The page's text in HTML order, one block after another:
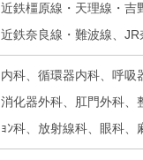
近鉄橿原線・天理線・吉
近鉄奈良線・難波線、JR
内科、循環器内科、呼吸
消化器外科、肛門外科、
ｮﾝ科、放射線科、眼科